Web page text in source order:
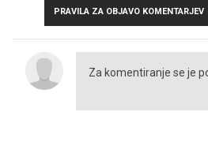
PRAVILA ZA OBJAVO KOMENTARJEV